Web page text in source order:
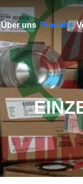
Über uns Produits